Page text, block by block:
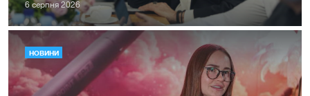
6 серпня 2026
НОВИНИ